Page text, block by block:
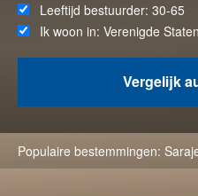
Leeftijd bestuurder: 30-65
Ik woon in: Verenigde Staten
Vergelijk
Populaire bestemmingen: